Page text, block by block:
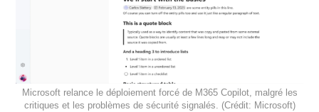
Microsoft relance le déploiement forcé de M365 Copilot, malgré les
critiques et les problèmes de sécurité signalés. (Crédit: Microsoft)